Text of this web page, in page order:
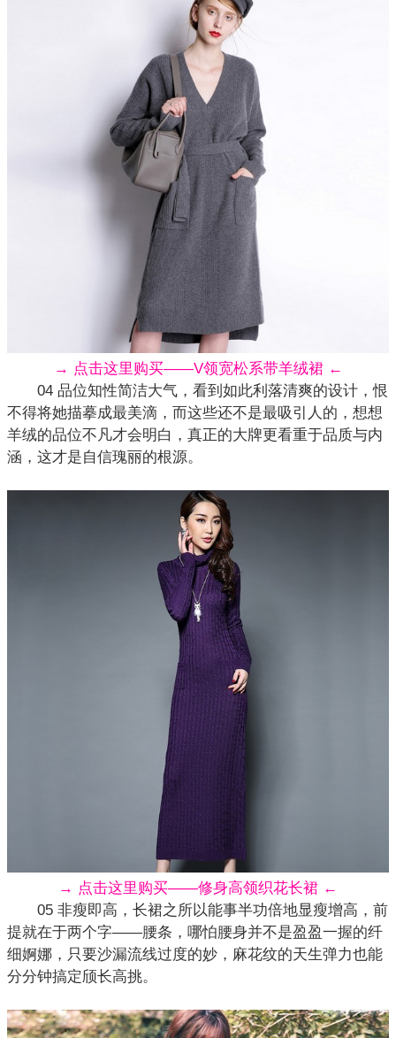
→ 点击这里购买——V领宽松系带羊绒裙 ←
04 品位知性简洁大气，看到如此利落清爽的设计，恨
不得将她描摹成最美滴，而这些还不是最吸引人的，想想
羊绒的品位不凡才会明白，真正的大牌更看重于品质与内
涵，这才是自信瑰丽的根源。
→ 点击这里购买——修身高领织花长裙 ←
05 非瘦即高，长裙之所以能事半功倍地显瘦增高，前
提就在于两个字——腰条，哪怕腰身并不是盈盈一握的纤
细婀娜，只要沙漏流线过度的妙，麻花纹的天生弹力也能
分分钟搞定颀长高挑。